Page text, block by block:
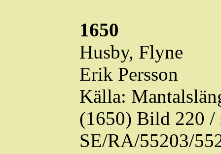
1650
Husby, Flyne
Erik Persson
Källa:
(1650) Bild 220
SE/RA/55203/